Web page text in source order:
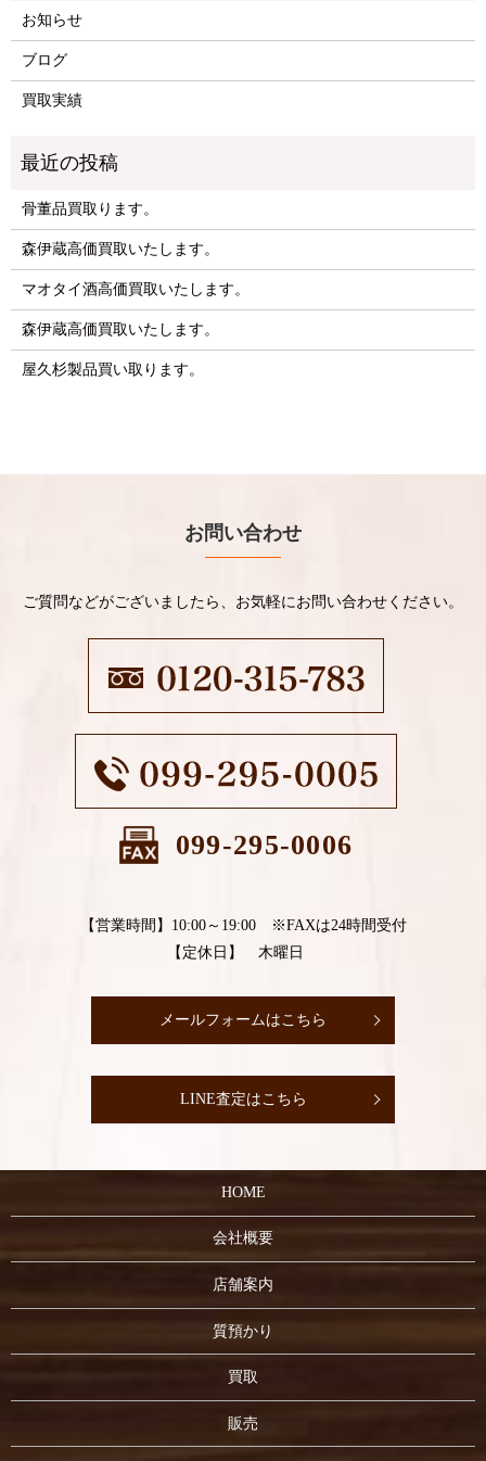
お知らせ
ブログ
買取実績
骨董品買取ります。
森伊蔵高価買取いたします。
マオタイ酒高価買取いたします。
森伊蔵高価買取いたします。
屋久杉製品買い取ります。
お問い合わせ
ご質問などがございましたら、お気軽にお問い合わせください。
099-295-0006
【営業時間】10:00～19:00 ※FAXは24時間受付
【定休日】 木曜日
メールフォームはこちら
LINE査定はこちら
HOME
会社概要
店舗案内
質預かり
買取
販売